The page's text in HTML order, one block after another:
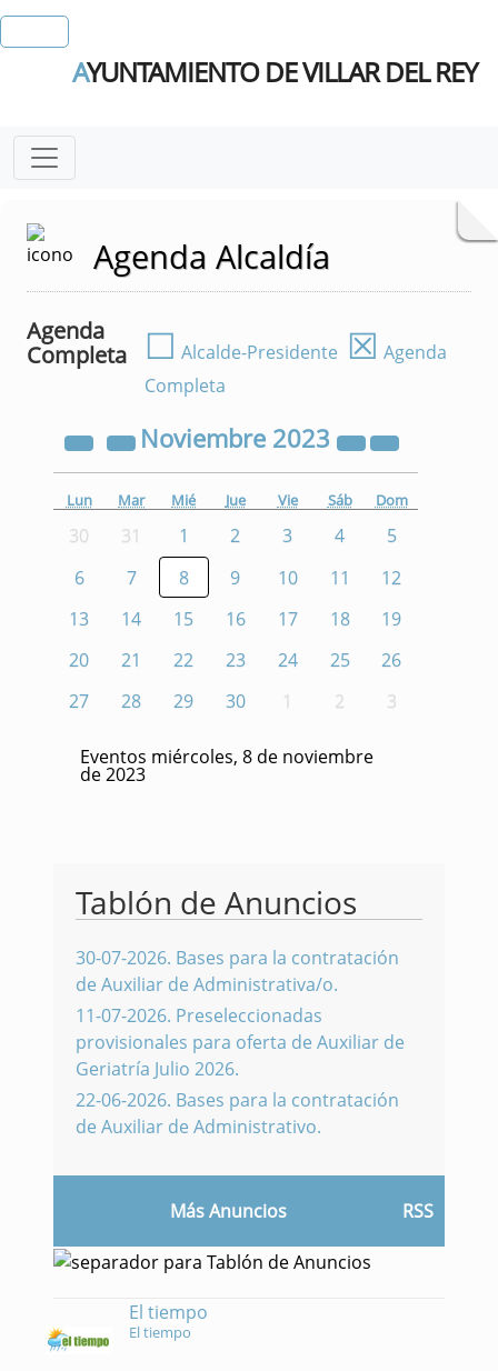
AYUNTAMIENTO DE VILLAR DEL REY
Agenda Alcaldía
Agenda
Completa
☐ Alcalde-Presidente ☒ Agenda
Completa
Noviembre 2023
Lun Mar Mié Jue Vie Sáb Dom
30 31 1 2 3 4
5
6
7 8 9 10 11
12
13
14 15 16 17 18
19
20
21 22 23 24 25
26
27
28 29 30 1 2 3
Eventos miércoles, 8 de noviembre
de 2023
Tablón de Anuncios
30-07-2026. Bases para la contratación
de Auxiliar de Administrativa/o.
11-07-2026. Preseleccionadas
provisionales para oferta de Auxiliar de
Geriatría Julio 2026.
22-06-2026. Bases para la contratación
de Auxiliar de Administrativo.
Más Anuncios RSS
El tiempo
El tiempo